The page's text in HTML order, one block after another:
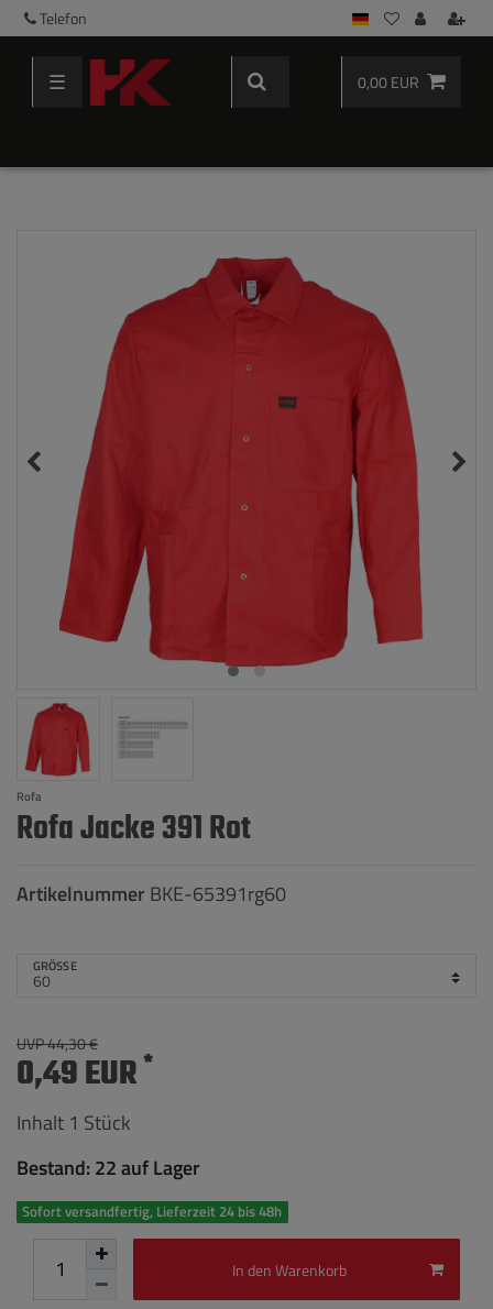
Telefon
☰ 0,00 EUR
Rofa
Rofa Jacke 391 Rot
Artikelnummer BKE-65391rg60
GRÖSSE
UVP 44,30 €
0,49 EUR*
Inhalt 1 Stück
Bestand: 22 auf Lager
Sofort versandfertig, Lieferzeit 24 bis 48h
In den Warenkorb